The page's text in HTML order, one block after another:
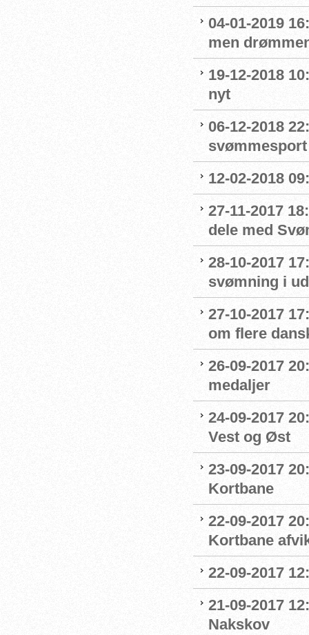
04-01-2019
men
19-12-2018
nyt
06-12-2018
svømmesport
12-02-2018
27-11-2017
dele med
28-10-2017
svømning i
27-10-2017
om flere
26-09-2017
medaljer
24-09-2017
Vest og Øst
23-09-2017
Kortbane
22-09-2017
Kortbane
22-09-2017
21-09-2017
Nakskov